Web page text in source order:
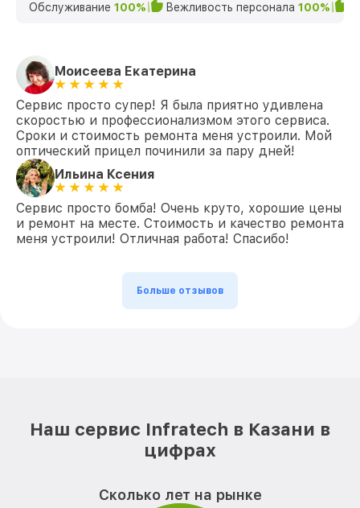
Обслуживание 100% Вежливость персонала 100%
Моисеева Екатерина
Сервис просто супер! Я была приятно удивлена
скоростью и профессионализмом этого сервиса.
Сроки и стоимость ремонта меня устроили. Мой
оптический прицел починили за пару дней!
Ильина Ксения
Сервис просто бомба! Очень круто, хорошие цены
и ремонт на месте. Стоимость и качество ремонта
меня устроили! Отличная работа! Спасибо!
Больше отзывов
Наш сервис Infratech в Казани в
цифрах
Сколько лет на рынке